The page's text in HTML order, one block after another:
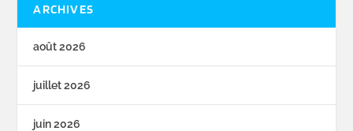
ARCHIVES
août 2026
juillet 2026
juin 2026